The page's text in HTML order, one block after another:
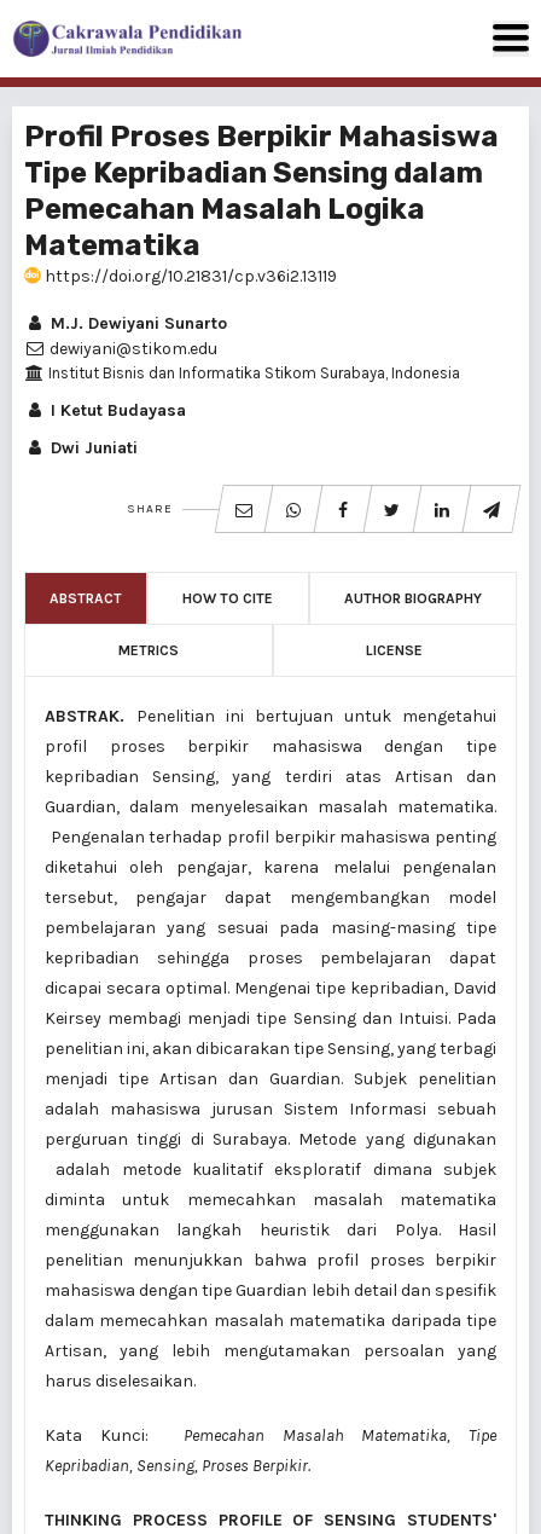
Profil Proses Berpikir Mahasiswa
Tipe Kepribadian Sensing dalam
Pemecahan Masalah Logika
Matematika
https://doi.org/10.21831/cp.v36i2.13119
M.J. Dewiyani Sunarto
dewiyani@stikom.edu
Institut Bisnis dan Informatika Stikom Surabaya, Indonesia
I Ketut Budayasa
Dwi Juniati
SHARE
ABSTRACT HOW TO CITE AUTHOR BIOGRAPHY
METRICS LICENSE
ABSTRAK. Penelitian ini bertujuan untuk mengetahui
profil proses berpikir mahasiswa dengan tipe
kepribadian Sensing, yang terdiri atas Artisan dan
Guardian, dalam menyelesaikan masalah matematika.
Pengenalan terhadap profil berpikir mahasiswa penting
diketahui oleh pengajar, karena
melalui pengenalan
tersebut, pengajar dapat mengembangkan model
pembelajaran yang sesuai pada masing-masing tipe
kepribadian sehingga proses pembelajaran dapat
dicapai secara optimal. Mengenai tipe kepribadian, David
Keirsey membagi menjadi tipe Sensing dan Intuisi. Pada
penelitian ini, akan dibicarakan tipe Sensing, yang terbagi
menjadi tipe Artisan dan Guardian. Subjek penelitian
adalah mahasiswa jurusan Sistem Informasi sebuah
perguruan tinggi di Surabaya. Metode yang digunakan
adalah metode kualitatif eksploratif dimana subjek
diminta untuk memecahkan masalah matematika
menggunakan langkah heuristik dari Polya. Hasil
penelitian menunjukkan bahwa profil proses berpikir
mahasiswa dengan tipe Guardian lebih detail dan spesifik
dalam memecahkan masalah matematika daripada tipe
Artisan, yang lebih mengutamakan persoalan yang
harus diselesaikan.
Kata Kunci: Pemecahan Masalah Matematika,Tipe
Kepribadian, Sensing, Proses Berpikir.
THINKING PROCESS PROFILE OF SENSING STUDENTS'